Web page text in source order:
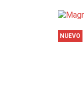
NUEVO